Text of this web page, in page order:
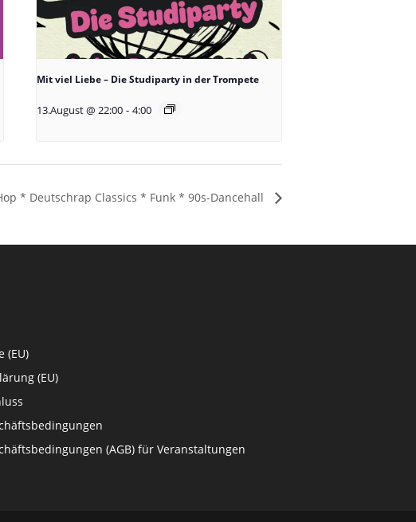
Mit viel Liebe – Die Studiparty in der Trompete
13.August @ 22:00 - 4:00
* Deutschrap Classics * Funk * 90s-Dancehall
(EU)
(EU)
(AGB) für Veranstaltungen